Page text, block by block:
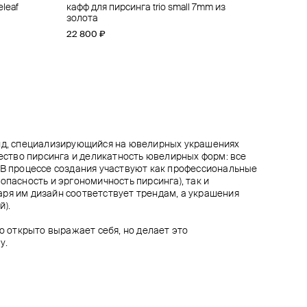
кафф для пирсинга trio small 7mm из
золота
22 800 ₽
топ для пирсинга из золота ra gemmed
23 000 ₽
топ для пирсинга из золота threeleaf
23 600 ₽
топ для пирсинга snowflake big из золота
33 300 ₽
специализирующийся на ювелирных украшениях
пирсинга и деликатность ювелирных форм: все
процессе создания участвуют как профессиональные
и эргономичность пирсинга), так и
им дизайн соответствует трендам, а украшения
открыто выражает себя, но делает это